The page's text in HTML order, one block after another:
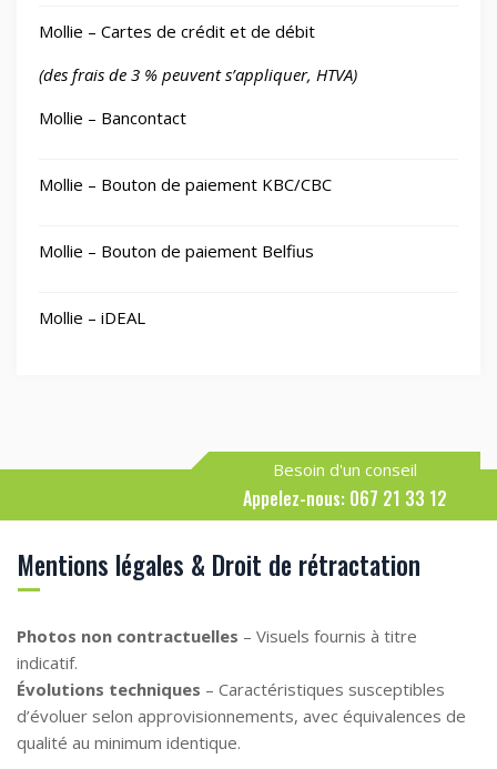
Mollie – Cartes de crédit et de débit
(des frais de 3 % peuvent s’appliquer, HTVA)
Mollie – Bancontact
Mollie – Bouton de paiement KBC/CBC
Mollie – Bouton de paiement Belfius
Mollie – iDEAL
Besoin d'un conseil
Appelez-nous: 067 21 33 12
Mentions légales & Droit de rétractation
Photos non contractuelles – Visuels fournis à titre
indicatif.
Évolutions techniques – Caractéristiques susceptibles
d’évoluer selon approvisionnements, avec équivalences de
qualité au minimum identique.